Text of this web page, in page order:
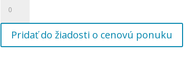
kábel
BW
Combo
Expert
4ST
Pridať do žiadosti o cenovú ponuku